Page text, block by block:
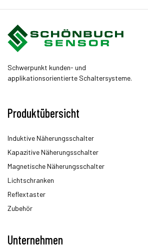
Schwerpunkt kunden- und
applikationsorientierte Schaltersysteme.
Produktübersicht
Induktive Näherungsschalter
Kapazitive Näherungsschalter
Magnetische Näherungsschalter
Lichtschranken
Reflextaster
Zubehör
Unternehmen